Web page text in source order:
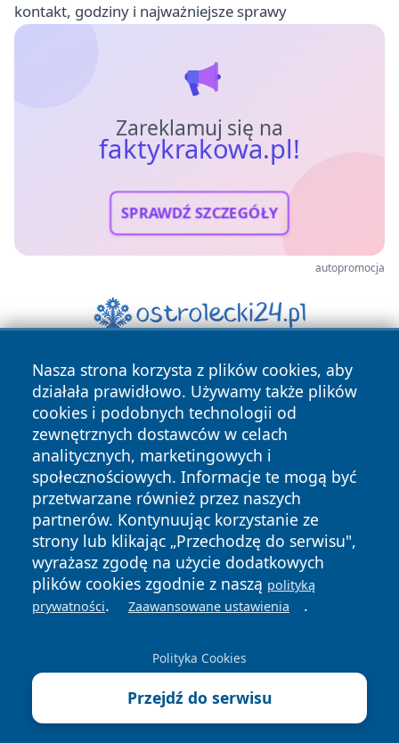
kontakt, godziny i najważniejsze sprawy
Zareklamuj się na
faktykrakowa.pl!
SPRAWDŹ SZCZEGÓŁY
autopromocja
Nasza strona korzysta z plików cookies, aby
działała prawidłowo. Używamy także plików
cookies i podobnych technologii od
zewnętrznych dostawców w celach
analitycznych, marketingowych i
społecznościowych. Informacje te mogą być
przetwarzane również przez naszych
partnerów. Kontynuując korzystanie ze
strony lub klikając „Przechodzę do serwisu",
wyrażasz zgodę na użycie dodatkowych
plików cookies zgodnie z naszą polityką
prywatności. Zaawansowane ustawienia .
Polityka Cookies
Przejdź do serwisu
Copyright © 2026 faktykrakowa.pl Wszystkie prawa
zastrzeżone.
News Autorzy
Polityka
Prywatności
Polityka
Cookies